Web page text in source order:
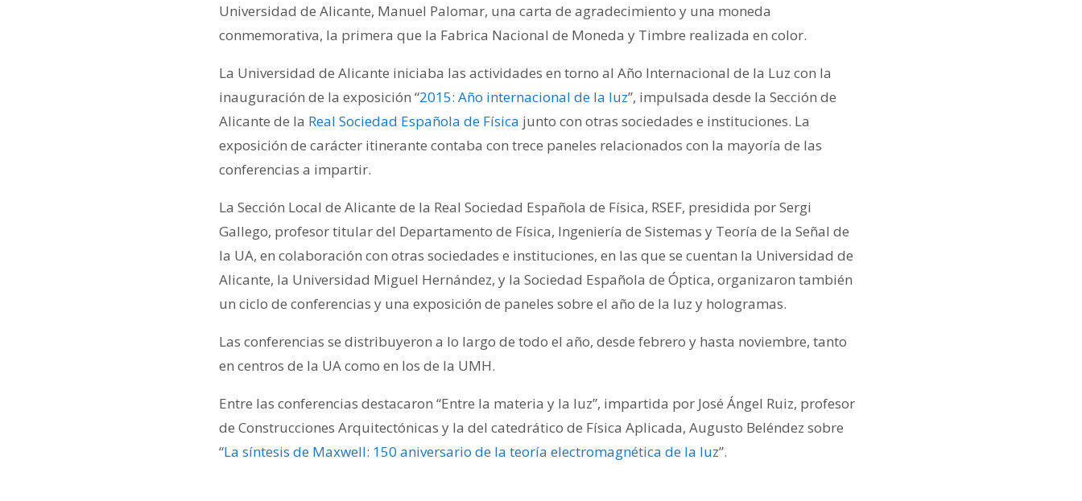
Universidad de Alicante, Manuel Palomar, una carta de agradecimiento y una moneda
conmemorativa, la primera que la Fabrica Nacional de Moneda y Timbre realizada en color.
La Universidad de Alicante iniciaba las actividades en torno al Año Internacional de la Luz con la
inauguración de la exposición “2015: Año internacional de la luz”, impulsada desde la Sección de
Alicante de la Real Sociedad Española de Física junto con otras sociedades e instituciones. La
exposición de carácter itinerante contaba con trece paneles relacionados con la mayoría de las
conferencias a impartir.
La Sección Local de Alicante de la Real Sociedad Española de Física, RSEF, presidida por Sergi
Gallego, profesor titular del Departamento de Física, Ingeniería de Sistemas y Teoría de la Señal de
la UA, en colaboración con otras sociedades e instituciones, en las que se cuentan la Universidad de
Alicante, la Universidad Miguel Hernández, y la Sociedad Española de Óptica, organizaron también
un ciclo de conferencias y una exposición de paneles sobre el año de la luz y hologramas.
Las conferencias se distribuyeron a lo largo de todo el año, desde febrero y hasta noviembre, tanto
en centros de la UA como en los de la UMH.
Entre las conferencias destacaron “Entre la materia y la luz”, impartida por José Ángel Ruiz, profesor
de Construcciones Arquitectónicas y la del catedrático de Física Aplicada, Augusto Beléndez sobre
“La síntesis de Maxwell: 150 aniversario de la teoría electromagnética de la luz”.